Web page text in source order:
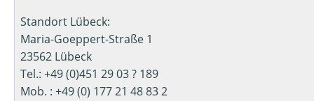
Standort Lübeck:
Maria-Goeppert-Straße 1
23562 Lübeck
Tel.: +49 (0)451 29 03 ? 189
Mob. : +49 (0) 177 21 48 83 2